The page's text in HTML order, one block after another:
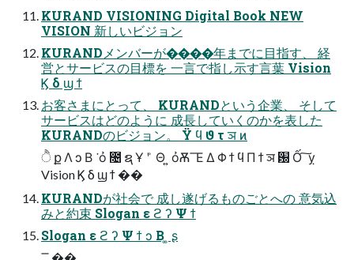
KURAND VISIONING Digital Book NEW
VISION 新しいビジョン
KURANDメンバーが����年までに目指す、 経
営とサービスの目標を 一言で指し示す言葉 Vision
Ϗ δ ϣ ϯ
お客さまにとって、 KURANDという企業、 そして
サービスはどのように 成長していくのかを表した
KURANDのビジョン。 Ϋ ϥ ϑ τ ञ ͷ
ੈ ք Λ ͻ Β ͘ ỏ ೔ ຊ Ұ ʹ ͗ Θ ͍ ỏѪ ͞ Ε Δ Φ ϯ ϥ Π ϯ ञ ԰ Ố ͠ ỵ
Vision Ϗ δ ϣ ϯ ��
KURANDが社会で 成し遂げるものごとへの 意気込
みと約束 Slogan ε ϩ ʔ Ψ ϯ
Slogan ε ϩ ʔ Ψ ϯ ͻ Β ͚ ʂ